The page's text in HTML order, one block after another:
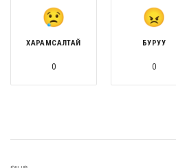
ХАРАМСАЛТАЙ
0
БУРУУ
0